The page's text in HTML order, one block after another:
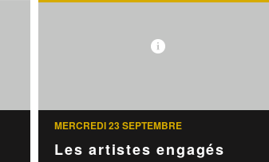
MERCREDI 23 SEPTEMBRE
Les artistes engagés